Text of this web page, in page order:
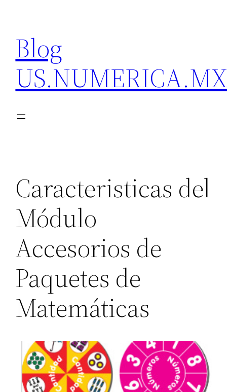
content
Blog
Caracteristicas del
Módulo
Accesorios de
Paquetes de
Matemáticas